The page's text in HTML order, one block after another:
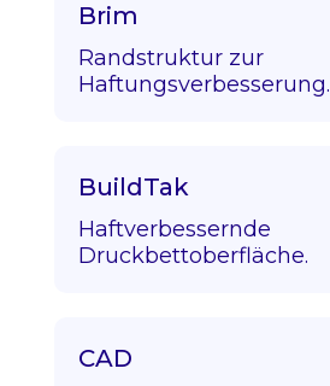
Brim
Randstruktur zur
Haftungsverbesserung.
BuildTak
Haftverbessernde
Druckbettoberfläche.
CAD